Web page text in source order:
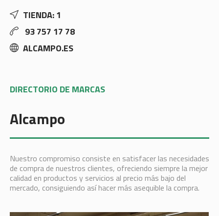
TIENDA: 1
93 757 17 78
ALCAMPO.ES
DIRECTORIO DE MARCAS
Alcampo
Nuestro compromiso consiste en satisfacer las necesidades
de compra de nuestros clientes, ofreciendo siempre la mejor
calidad en productos y servicios al precio más bajo del
mercado, consiguiendo así hacer más asequible la compra.